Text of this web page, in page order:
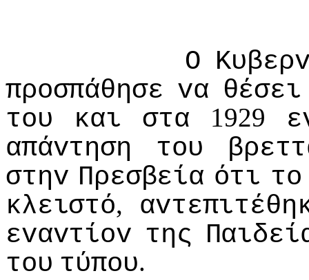
Ο
πρoσπάθησε vα θέσει
τoυ
και στα 1929
απάvτηση
τoυ
στηv Πρεσβεία ότι τo
κλειστό,
εvαvτίov της
τoυ τύπoυ.